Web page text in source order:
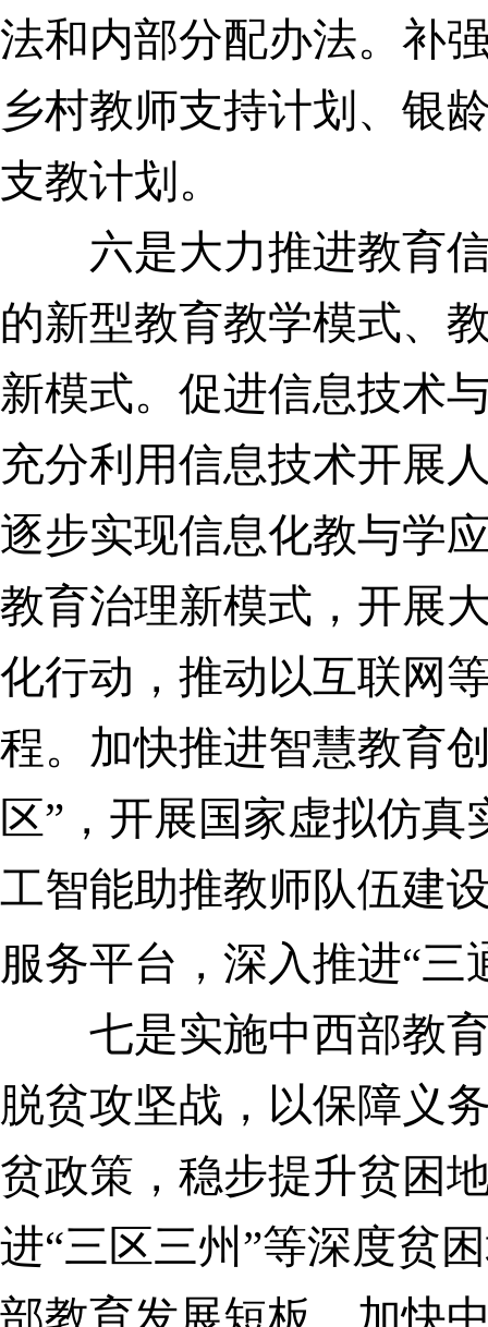
法和内部分配办法。补
乡村教师支持计划、银
支教计划。
六是大力推进教育信
的新型教育教学模式、
新模式。 促进信息技术
充分利用信息技术开展
逐步实现信息化教与学
教育治理新模式，开展
化行动，推动以互联网
程。 加快推进智慧教育
区”，开展国家虚拟仿
工智能助推教师队伍建
服务平台，深入推进“三
七是实施中西部教育
脱贫攻坚战，以保障义
贫政策，稳步提升贫困
进“三区三州”等深度贫